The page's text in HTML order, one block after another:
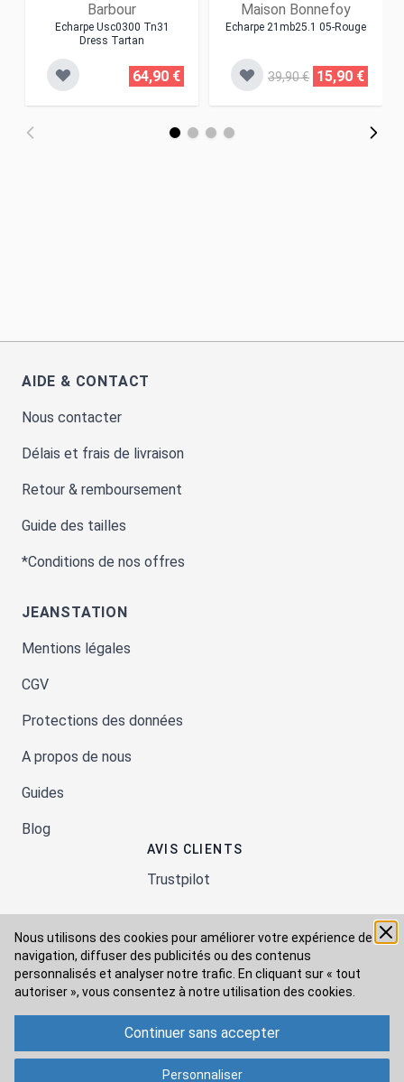
Nous utilisons des cookies pour améliorer votre expérience de
navigation, diffuser des publicités ou des contenus
personnalisés et analyser notre trafic. En cliquant sur « tout
autoriser », vous consentez à notre utilisation des cookies.
Continuer sans accepter
Personnaliser
Barbour
Echarpe Usc0300 Tn31
Dress Tartan
64,90 €
Maison Bonnefoy
Echarpe 21mb25.1 05-Rouge
39,90 € 15,90 €
AIDE & CONTACT
Nous contacter
Délais et frais de livraison
Retour & remboursement
Guide des tailles
*Conditions de nos offres
JEANSTATION
Mentions légales
CGV
Protections des données
A propos de nous
Guides
Blog
AVIS CLIENTS
Trustpilot
Moyens de paiement
Modes de livraison